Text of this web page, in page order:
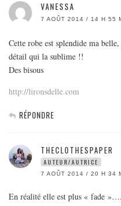
VANESSA
7 AOÛT 2014 / 14 H 55
Cette robe est splendide ma
détail qui la sublime !!
Des bisous
http://lironsdelle.com
RÉPONDRE
THECLOTHESPAPER
AUTEUR/AUTRICE
7 AOÛT 2014 / 20 H 34
En réalité elle est plus « fade »….